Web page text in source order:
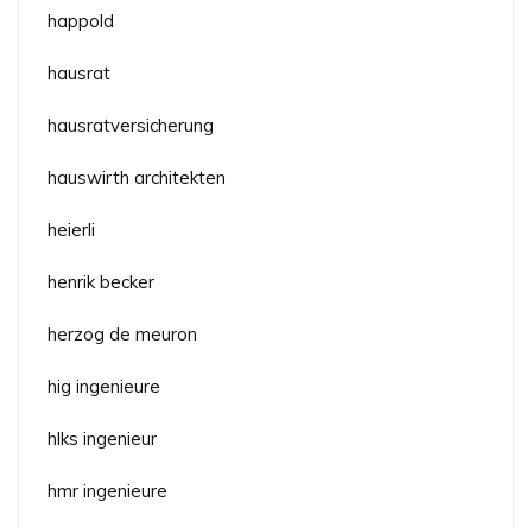
happold
hausrat
hausratversicherung
hauswirth architekten
heierli
henrik becker
herzog de meuron
hig ingenieure
hlks ingenieur
hmr ingenieure